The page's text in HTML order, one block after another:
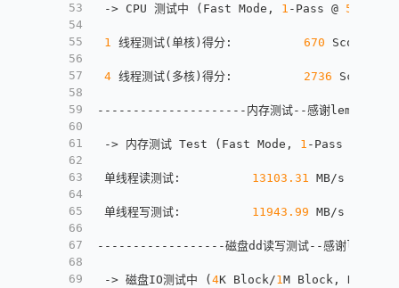
53
54
55
56
57
58
59
60
61
62
63
64
65
66
67
68
69
-> CPU 测试中 (Fast Mode , 1 -Pass @ 5
1 线程测试(单核)得分 : 670 Scores
4 线程测试(多核)得分 : 2736 Scores
---------------------内存测试--感谢
-> 内存测试 Test (Fast Mode , 1 -Pass @
单线程读测试 : 13103.31 MB/s
单线程写测试 : 11943.99 MB/s
------------------磁盘dd读写测试--感谢
-> 磁盘IO测试中 (4K Block/1M Block , Direct